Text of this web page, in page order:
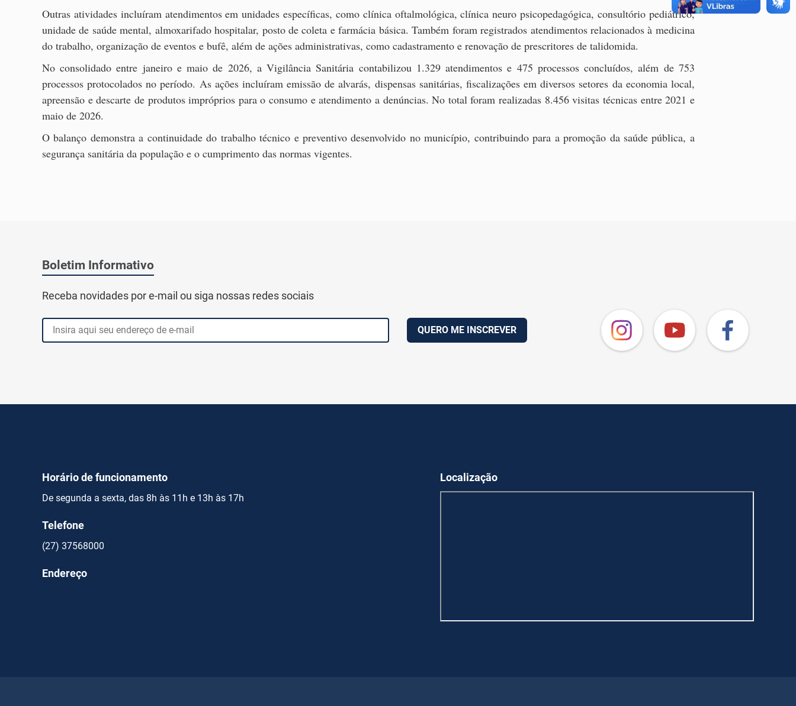
Outras atividades incluíram atendimentos em unidades específicas, como clínica oftalmológica, clínica neuro psicopedagógica, consultório pediátrico,
unidade de saúde mental, almoxarifado hospitalar, posto de coleta e farmácia básica. Também foram registrados atendimentos relacionados à medicina
do trabalho, organização de eventos e bufê, além de ações administrativas, como cadastramento e renovação de prescritores de talidomida.
No consolidado entre janeiro e maio de 2026, a Vigilância Sanitária contabilizou 1.329 atendimentos e 475 processos concluídos, além de 753
processos protocolados no período. As ações incluíram emissão de alvarás, dispensas sanitárias, fiscalizações em diversos setores da economia local,
apreensão e descarte de produtos impróprios para o consumo e atendimento a denúncias. No total foram realizadas 8.456 visitas técnicas entre 2021 e
maio de 2026.
O balanço demonstra a continuidade do trabalho técnico e preventivo desenvolvido no município, contribuindo para a promoção da saúde pública, a
segurança sanitária da população e o cumprimento das normas vigentes.
Boletim Informativo
Receba novidades por e-mail ou siga nossas redes sociais
QUERO ME INSCREVER
Horário de funcionamento
De segunda a sexta, das 8h às 11h e 13h às 17h
Telefone
(27) 37568000
Endereço
Localização